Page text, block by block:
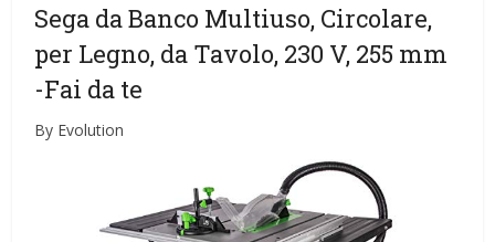
Sega da Banco Multiuso, Circolare,
per Legno, da Tavolo, 230 V, 255 mm
-Fai da te
By Evolution